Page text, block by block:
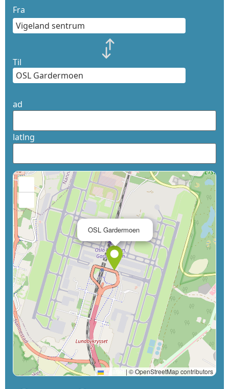
Fra
Til
ad
latlng
OSL Gardermoen
Leaflet | © OpenStreetMap contributors